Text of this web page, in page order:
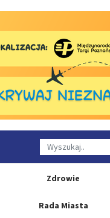
Zdrowie
Rada Miasta